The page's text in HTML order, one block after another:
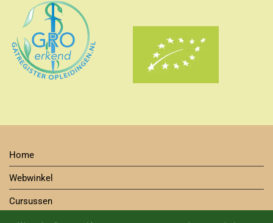
Home
Webwinkel
Cursussen